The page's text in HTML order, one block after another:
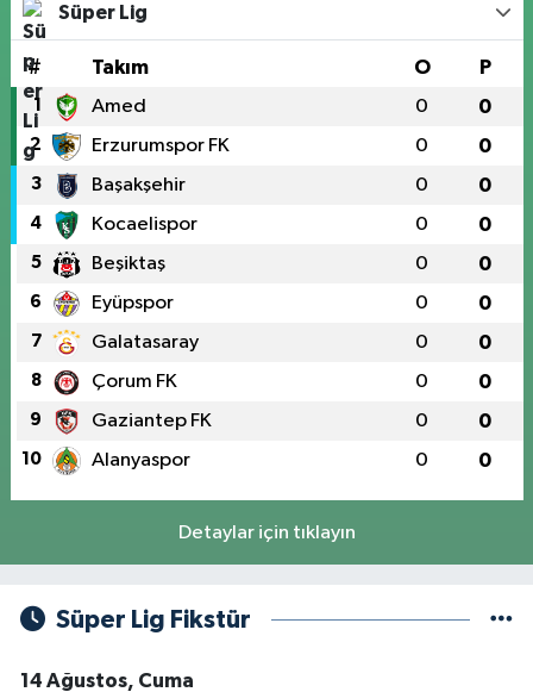
Süper Lig
# Takım O P
1 Amed 0 0
2 Erzurumspor FK 0 0
3 Başakşehir 0 0
4 Kocaelispor 0 0
5 Beşiktaş 0 0
6 Eyüpspor 0 0
7 Galatasaray 0 0
8 Çorum FK 0 0
9 Gaziantep FK 0 0
10 Alanyaspor 0 0
Detaylar için tıklayın
Süper Lig Fikstür
14 Ağustos, Cuma